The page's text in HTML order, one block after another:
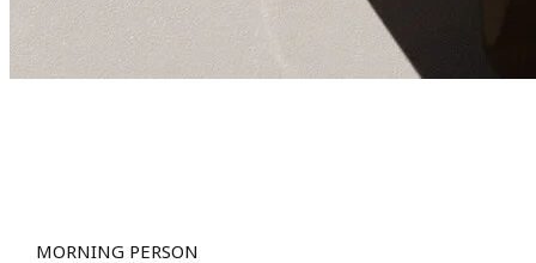
MORNING PERSON